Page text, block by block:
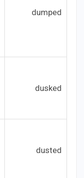
dumped
dusked
dusted